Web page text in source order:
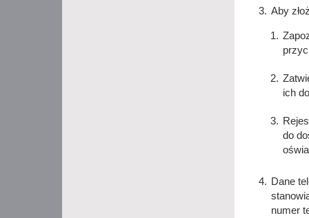
Aby
ich
do
Dane
numer